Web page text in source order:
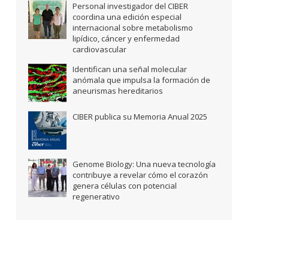
Personal investigador del CIBER
coordina una edición especial
internacional sobre metabolismo
lipídico, cáncer y enfermedad
cardiovascular
Identifican una señal molecular
anómala que impulsa la formación de
aneurismas hereditarios
CIBER publica su Memoria Anual 2025
Genome Biology: Una nueva tecnología
contribuye a revelar cómo el corazón
genera células con potencial
regenerativo